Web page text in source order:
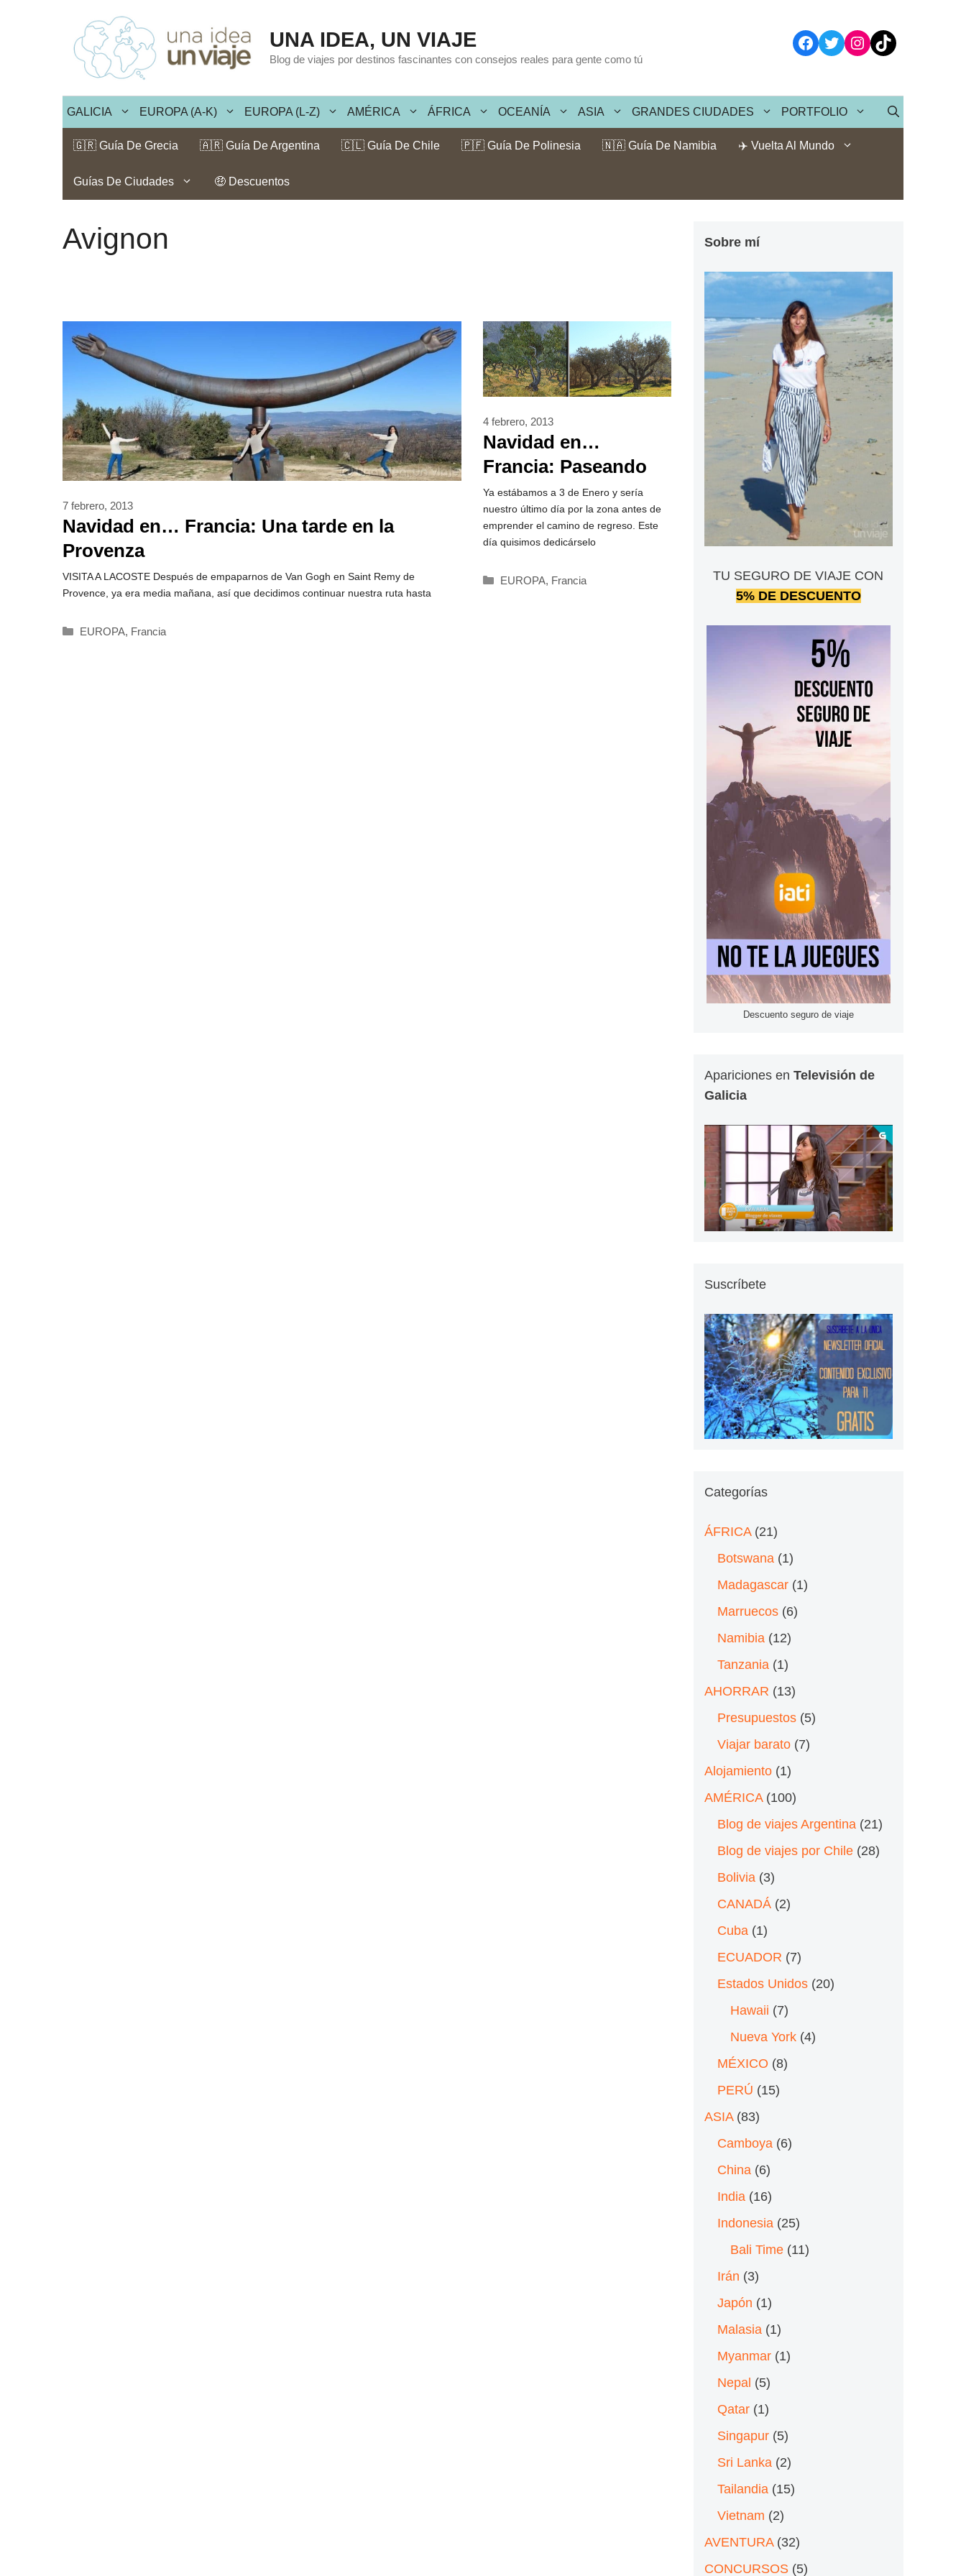
contenido
UNA IDEA, UN VIAJE
Blog de viajes por destinos fascinantes con consejos reales para gente como tú
Facebook
TwitterInstagram
TikTok
GALICIA EUROPA (A-K) EUROPA (L-Z) AMÉRICA ÁFRICA OCEANÍA ASIA GRANDES CIUDADES PORTFOLIO
🇬🇷 Guía De Grecia 🇦🇷 Guía De Argentina 🇨🇱 Guía De Chile 🇵🇫 Guía De Polinesia 🇳🇦 Guía De Namibia ✈️ Vuelta Al Mundo
Guías De Ciudades 🤑 Descuentos
Avignon
Navidad en… Francia: Una tarde en la
Provenza
7 febrero, 2013
VISITA A LACOSTE Después de empaparnos de Van Gogh en Saint Remy de
Provence, ya era media mañana, así que decidimos continuar nuestra ruta hasta
Categorías
EUROPA, Francia
Navidad en…
Francia: Paseando
por la Provenza:
Saint Remy de
Provence
4 febrero, 2013
Ya estábamos a 3 de Enero y sería
nuestro último día por la zona antes de
emprender el camino de regreso. Este
día quisimos dedicárselo
Categorías
EUROPA, Francia
Sobre mí
TU SEGURO DE VIAJE CON
5% DE DESCUENTO
Descuento seguro de viaje
Apariciones en Televisión de
Galicia
Suscríbete
Categorías
ÁFRICA(21)
Botswana (1)
Madagascar(1)
Marruecos(6)
Namibia (12)
Tanzania (1)
AHORRAR (13)
Presupuestos(5)
Viajar barato(7)
Alojamiento(1)
AMÉRICA(100)
Blog de viajes Argentina (21)
Blog de viajes por Chile(28)
Bolivia (3)
CANADÁ(2)
Cuba (1)
ECUADOR (7)
Estados Unidos(20)
Hawaii (7)
Nueva York(4)
MÉXICO (8)
PERÚ (15)
ASIA(83)
Camboya (6)
China (6)
India (16)
Indonesia (25)
Bali Time(11)
Irán (3)
Japón (1)
Malasia (1)
Myanmar(1)
Nepal (5)
Qatar(1)
Singapur(5)
Sri Lanka (2)
Tailandia (15)
Vietnam (2)
AVENTURA(32)
CONCURSOS(5)